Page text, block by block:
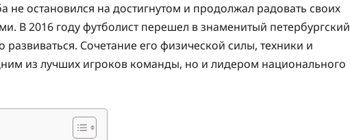
не остановился на достигнутом и продолжал радовать своих
В 2016 году футболист перешел в знаменитый петербургский
развиваться. Сочетание его физической силы, техники и
из лучших игроков команды, но и лидером национального